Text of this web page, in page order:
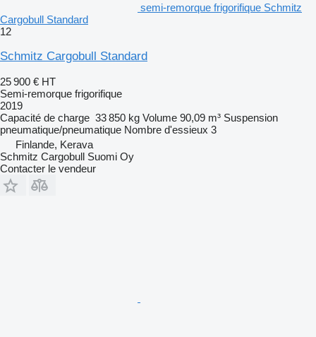
semi-remorque frigorifique Schmitz
Cargobull Standard
12
Schmitz Cargobull Standard
25 900 € HT
Semi-remorque frigorifique
2019
Capacité de charge 33 850 kg Volume 90,09 m³ Suspension
pneumatique/pneumatique Nombre d'essieux 3
Finlande, Kerava
Schmitz Cargobull Suomi Oy
Contacter le vendeur